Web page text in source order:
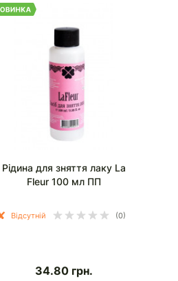
Рідина для зняття лаку La
Fleur 100 мл ПП
Відсутній (0)
34.80 грн.